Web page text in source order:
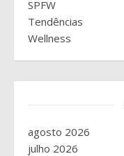
SPFW
Tendências
Wellness
agosto 2026
julho 2026